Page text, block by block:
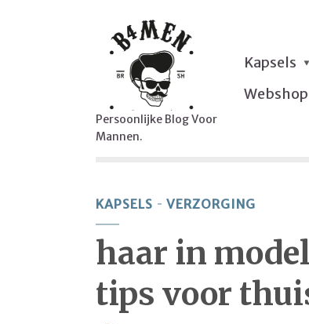
Persoonlijke Blog Voor
Mannen.
Kapsels
Webshop
KAPSELS VERZORGING
haar in
tips voor